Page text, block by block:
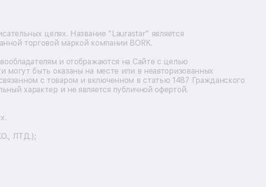
целях. Название "Laurastar" является
торговой маркой компании BORK.
и отображаются на Сайте с целью
могут быть оказаны на месте или в неавторизованных
с товаром и включенном в статью 1487 Гражданского
характер и не является публичной офертой.
ЛТД.);